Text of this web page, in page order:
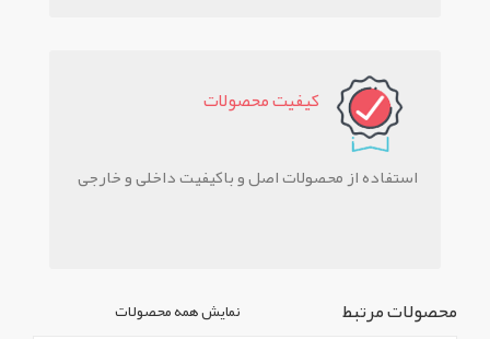
کيفيت محصولات
استفاده از محصولات اصل و باکیفیت داخلی و خارجی
نمایش همه محصولات محصولات مرتبط